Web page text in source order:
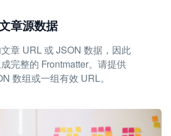
章源数据
章 URL 或 JSON 数据，因此
完整的 Frontmatter。请提供
数组或一组有效 URL。